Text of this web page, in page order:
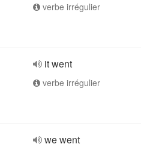
verbe irrégulier
it went
verbe irrégulier
we went